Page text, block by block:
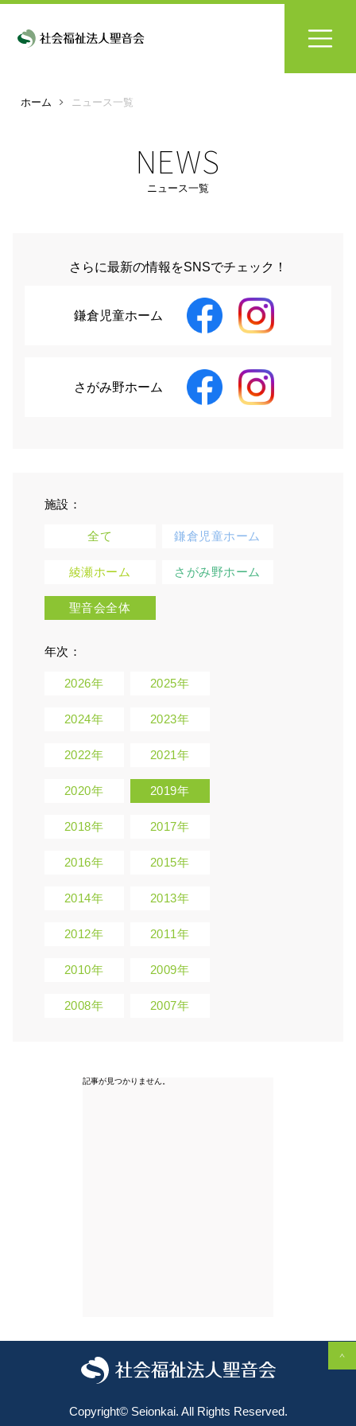
ホーム ニュース一覧
NEWS
ニュース一覧
さらに最新の情報をSNSでチェック！
鎌倉児童ホーム
さがみ野ホーム
施設：
全て 鎌倉児童ホーム
綾瀬ホーム さがみ野ホーム
聖音会全体
年次：
2026年 2025年
2024年 2023年
2022年 2021年
2020年 2019年
2018年 2017年
2016年 2015年
2014年 2013年
2012年 2011年
2010年 2009年
2008年 2007年
記事が見つかりません。
Copyright©️ Seionkai. All Rights Reserved.